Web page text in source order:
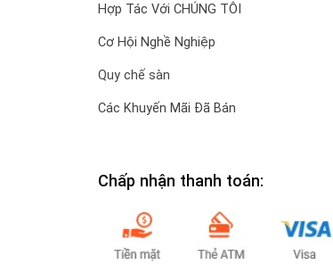
Hợp Tác Với CHÚNG TÔI
Cơ Hội Nghề Nghiệp
Quy chế sàn
Các Khuyến Mãi Đã Bán
Chấp nhận thanh toán: